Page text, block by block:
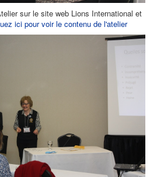
sur le site web Lions International et
ici pour voir le contenu de l'atelier